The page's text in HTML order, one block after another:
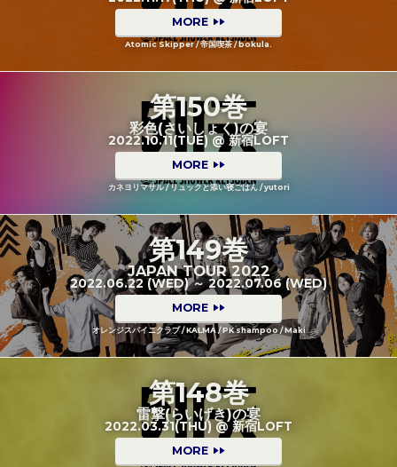
MORE
Atomic Skipper / 帝国喫茶 / bokula.
第150巻
彩色(さいしょく)の宴
2022.10.11(TUE) @ 新宿LOFT
MORE
カネヨリマサル / リュックと添い寝ごはん / yutori
第149巻
JAPAN TOUR 2022
2022.06.22 (WED) ～ 2022.07.06 (WED)
MORE
オレンジスパイニクラブ / KALMA / PK shampoo / Maki
第148巻
雷撃(らいげき)の宴
2022.03.31(THU) @ 新宿LOFT
MORE